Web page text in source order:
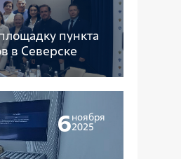
пункта
в Северске
6ноября
2025